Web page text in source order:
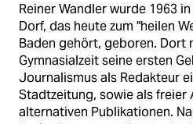
Reiner Wandler wurde 1963
Dorf, das heute zum "heilen
Baden gehört, geboren. Dort
Gymnasialzeit seine ersten
Journalismus als Redakteur
Stadtzeitung, sowie als freier
alternativen Publikationen.